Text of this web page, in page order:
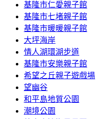
基隆市仁愛親子館
基隆市七堵親子館
基隆市暖暖親子館
大坪海岸
情人湖環湖步道
基隆市安樂親子館
希望之丘親子遊戲場
望幽谷
和平島地質公園
潮境公園